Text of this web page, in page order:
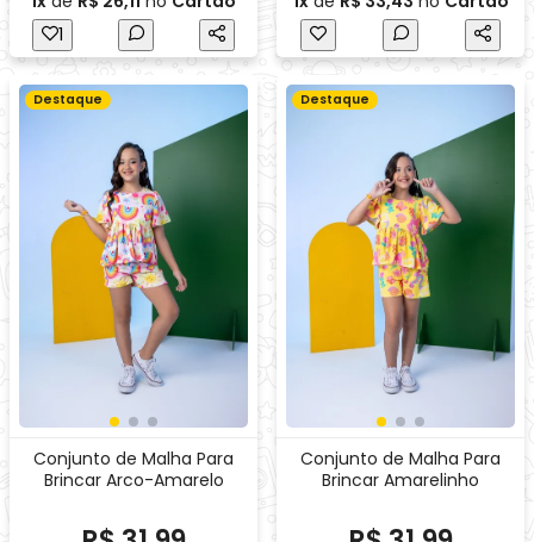
Conjunto de Malha Para
Brincar Arco-Amarelo
R$ 31,99
Comprar
1xdeR$ 33,43noCartão
Conjunto de Malha Para
Brincar Amarelinho
R$ 31,99
Comprar
1xdeR$ 33,43noCartão
Destaque Destaque